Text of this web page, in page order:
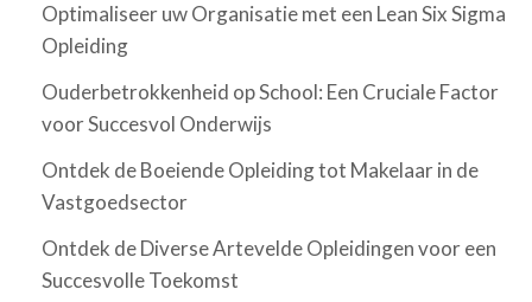
Optimaliseer uw Organisatie met een Lean Six Sigma
Opleiding
Ouderbetrokkenheid op School: Een Cruciale Factor
voor Succesvol Onderwijs
Ontdek de Boeiende Opleiding tot Makelaar in de
Vastgoedsector
Ontdek de Diverse Artevelde Opleidingen voor een
Succesvolle Toekomst